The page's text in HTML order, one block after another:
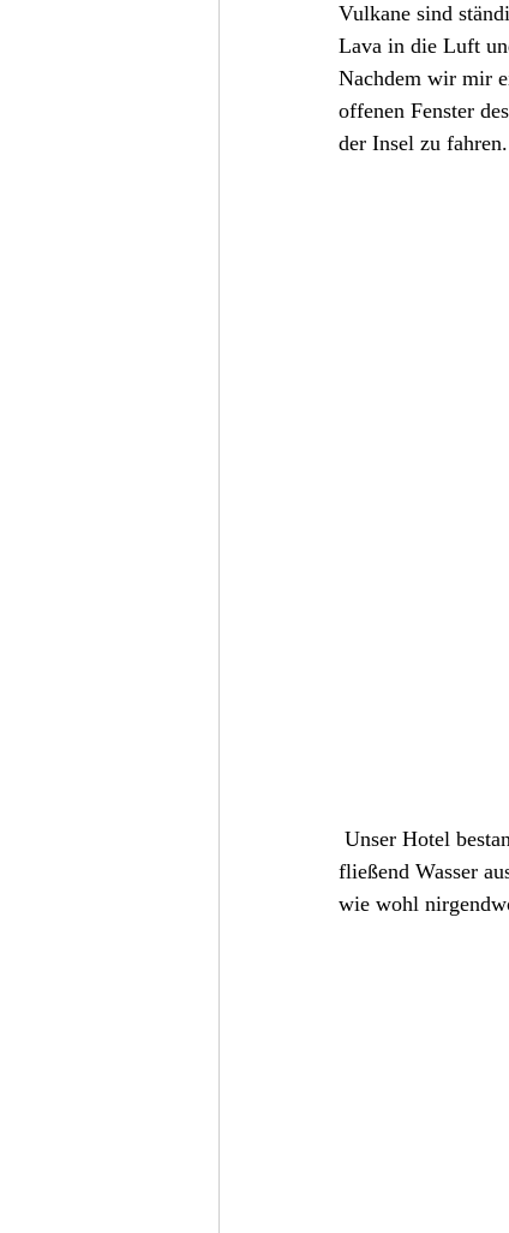
Vulkane sind
Lava in die Luft
Nachdem wir mir
offenen Fenster
der Insel zu fahren.
fließend Wasser
wie wohl